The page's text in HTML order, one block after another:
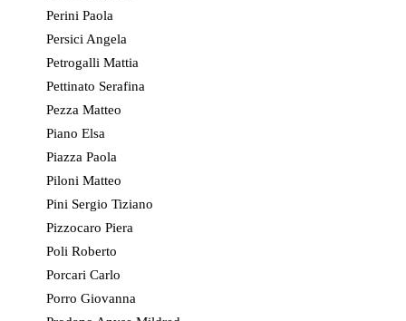
Perini Paola
Persici Angela
Petrogalli Mattia
Pettinato Serafina
Pezza Matteo
Piano Elsa
Piazza Paola
Piloni Matteo
Pini Sergio Tiziano
Pizzocaro Piera
Poli Roberto
Porcari Carlo
Porro Giovanna